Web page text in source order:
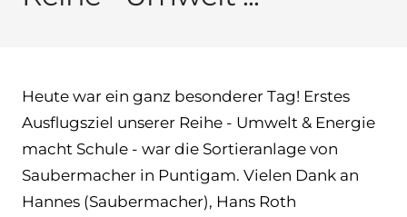
Heute war ein ganz besonderer Tag! Erstes
Ausflugsziel unserer Reihe - Umwelt & Energie
macht Schule - war die Sortieranlage von
Saubermacher in Puntigam. Vielen Dank an
Hannes (Saubermacher), Hans Roth